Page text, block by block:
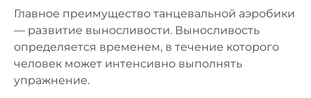
Главное преимущество танцевальной аэробики
— развитие выносливости. Выносливость
определяется временем, в течение которого
человек может интенсивно выполнять
упражнение.